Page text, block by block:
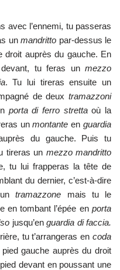
avec l’ennemi, tu passeras
unmandritto par-dessus le
droit auprès du gauche. En
tu feras un mezzo
. Tu lui tireras ensuite un
de deux tramazzoni
porta di ferro strettaoù la
unmontante enguardia
du gauche. Puis tu
tireras un mezzo mandritto
tu lui frapperas la tête de
du dernier, c’est-à-dire
untramazzone mais tu le
en tombant l’épée enporta
jusqu’enguardia di faccia.
tu t’arrangeras en coda
gauche auprès du droit
devant en poussant une